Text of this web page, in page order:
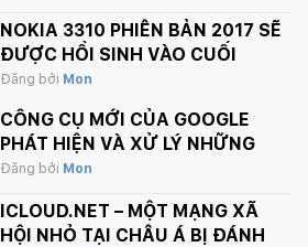
NOKIA 3310 PHIÊN BẢN 2017 SẼ
ĐƯỢC HỒI SINH VÀO CUỐI
THÁNG 2 NÀY
Đăng bởi Mon
CÔNG CỤ MỚI CỦA GOOGLE
PHÁT HIỆN VÀ XỬ LÝ NHỮNG
BÌNH LUẬN PHẢN CẢM TRÊN
Đăng bởi Mon
ICLOUD.NET – MỘT MẠNG XÃ
HỘI NHỎ TẠI CHÂU Á BỊ ĐÁNH